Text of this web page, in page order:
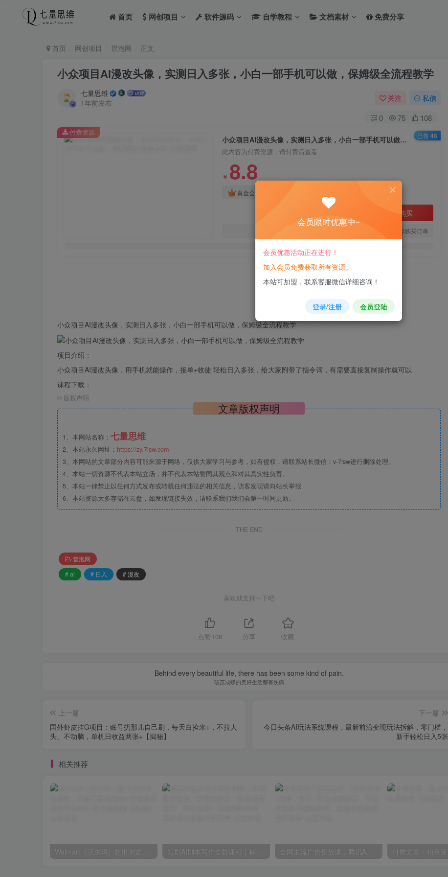
首页 网创项目 软件源码 自学教程 文档素材 免费分享
首页 网创项目 冒泡网 正文
小众项目AI漫改头像，实测日入多张，小白一部手机可以做，保姆级全流程教学
七量思维
1年前发布
关注 私信
0 75 108
小众项目AI漫改头像，实测日入多张，小白一部手机可以做，保姆级全流程教学
此内容为付费资源，请付费后查看
￥ 8.8
黄金会员
立即购买
您当前未登录！建议登陆后购买，可保存购买订单
付费资源 已售 48
小众项目AI漫改头像，实测日入多张，小白一部手机可以做，保姆级全流程教学
项目介绍：
小众项目AI漫改头像，用手机就能操作，接单+收徒 轻松日入多张，给大家附带了指令词，有需要直接复制操作就可以
课程下载：
© 版权声明
文章版权声明
1、本网站名称： 七量思维
2、本站永久网址： https://zy.7lsw.com
3、本网站的文章部分内容可能来源于网络，仅供大家学习与参考，如有侵权，请联系站长微信：v-7lsw进行删除处理。
4、本站一切资源不代表本站立场，并不代表本站赞同其观点和对其真实性负责。
5、本站一律禁止以任何方式发布或转载任何违法的相关信息，访客发现请向站长举报
6、本站资源大多存储在云盘，如发现链接失效，请联系我们我们会第一时间更新。
THE END
冒泡网
# ai
# 日入 # 漫改
喜欢就支持一下吧
点赞 108 分享 收藏
Behind every beautiful life, there has been some kind of pain.
破茧成蝶的美好生活都有伤痛
上一篇
国外虾皮挂G项目：账号扔那儿自己刷，每天白捡米+，不拉人
头、不动脑，单机日收益两张+【揭秘】
下一篇
今日头条AI玩法系统课程，最新前沿变现玩法拆解，零门槛，
新手轻松日入5张
相关推荐
Walmart（沃尔玛）超市浏览标注项目，单账号日收益20+单电脑日收益可达800+带分佣机制【揭秘】 短剧AI剧本写作全阶课程｜标准剧本格式、AI写剧指令、投稿过稿技巧、网文改编、主线剧情把控、审稿避坑全套实操教学 全网主流广告投放课，腾讯ADQ / 抖音 / 快手 / B 站实操教学，手把手教投手赚钱变现，全套变现拆解稳定出单
会员限时优惠中~
会员优惠活动正在进行！
加入会员免费获取所有资源。
本站可加盟，联系客服微信详细咨询！
登录/注册 会员登陆